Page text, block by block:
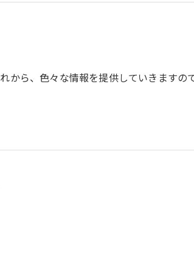
から、色々な情報を提供していきますの